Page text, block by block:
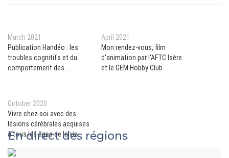
March 2021
Publication Handéo : les
troubles cognitifs et du
comportement des
April 2021
Mon rendez-vous, film
d'animation par l'AFTC Isère
et le GEM Hobby Club
October 2020
Vivre chez soi avec des
lésions cérébrales acquises
à tous les âges de la vie
En direct des régions